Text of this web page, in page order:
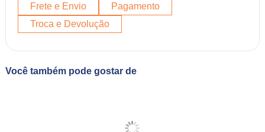
Frete e Envio
Pagamento
Troca e Devolução
Você também pode gostar de